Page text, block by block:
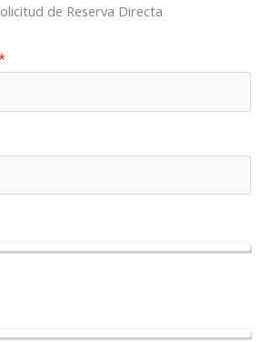
de Reserva Directa